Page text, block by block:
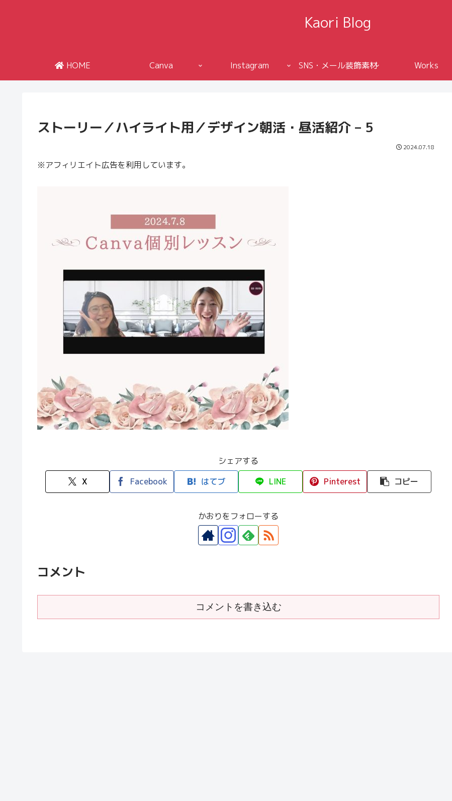
Kaori Blog
HOME Canva Instagram SNS・メール装飾素材 Works
ストーリー／ハイライト用／デザイン朝活・昼活紹介 – 5
2024.07.18
※アフィリエイト広告を利用しています。
シェアする
X
Facebook はてブ LINE Pinterest コピー
かおりをフォローする
コメント
コメントを書き込む